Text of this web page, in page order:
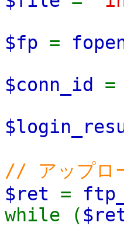
$fp =
$conn_id =
// アップロ
$ret =
while (